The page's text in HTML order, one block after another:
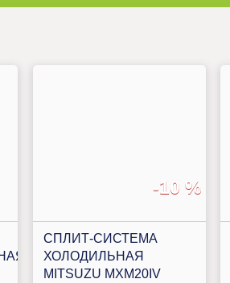
-10 %
СПЛИТ-СИСТЕМА
ХОЛОДИЛЬНАЯ
MITSUZU MXM20IV